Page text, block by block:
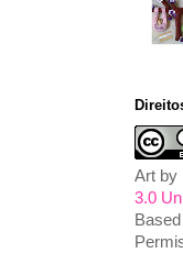
Art by
3.0